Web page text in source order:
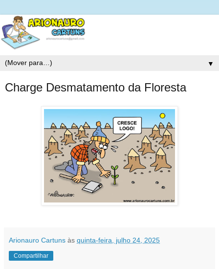
▼
Charge Desmatamento da Floresta
Arionauro Cartuns às quinta-feira, julho 24, 2025
Compartilhar